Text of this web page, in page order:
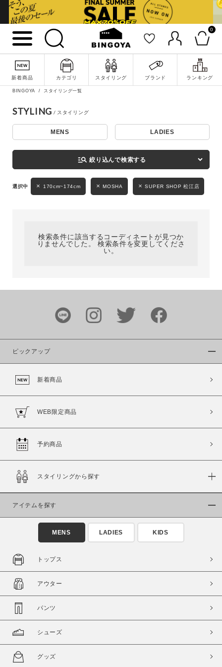
0
新着商品 カテゴリ スタイリング ブランド ランキング
詳細検索
カラー
価格
～
商品タイプ
通常商品 予約商品
在庫
在庫あり 在庫なし含む
BINGOYA スタイリング一覧
STYLING
MENS LADIES
manage_search 絞り込んで検索する
170cm~174cm MOSHA SUPER SHOP 松江店
検索条件に該当するコーディネートが見つか
りませんでした。 検索条件を変更してくださ
い。
ピックアップ
新着商品
WEB限定商品
予約商品
スタイリングから探す
アイテムを探す
MENS LADIES KIDS
トップス
アウター
パンツ
シューズ
グッズ